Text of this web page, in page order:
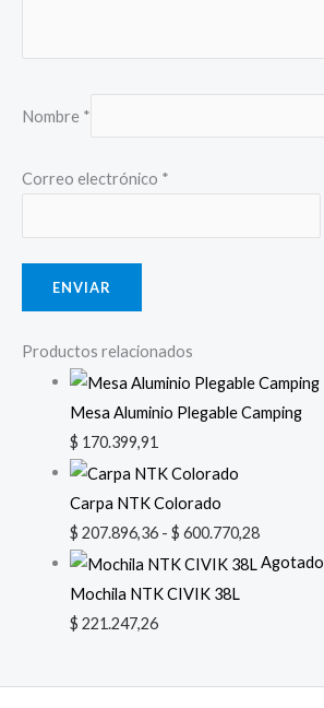
Nombre *
Correo electrónico *
Productos relacionados
Mesa Aluminio Plegable Camping
$ 170.399,91
Carpa NTK Colorado
$ 207.896,36 - $ 600.770,28
Agotado
Mochila NTK CIVIK 38L
$ 221.247,26